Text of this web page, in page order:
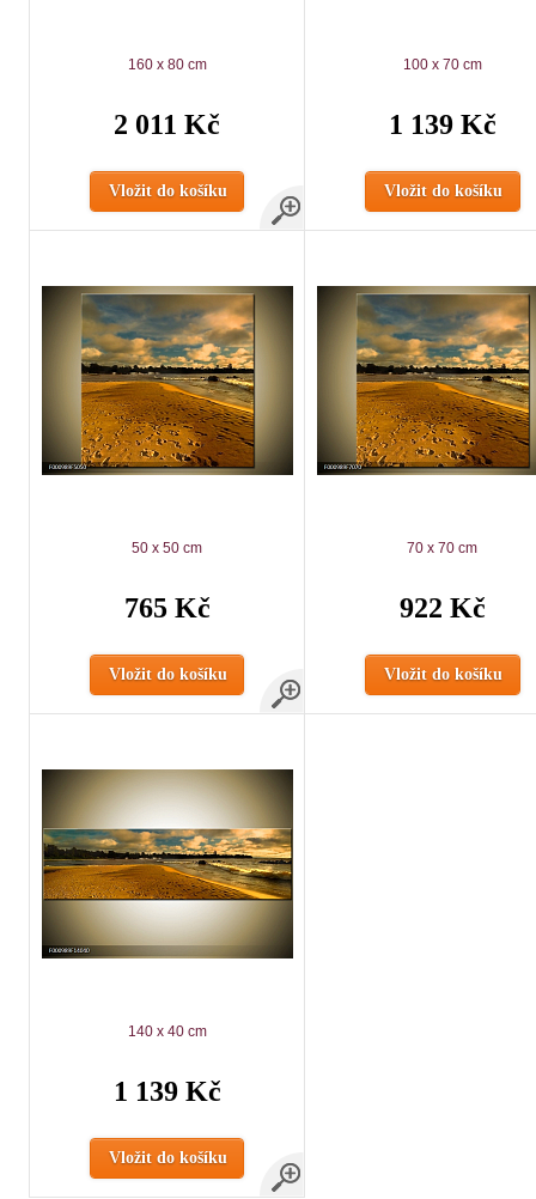
160 x 80 cm
2 011 Kč
Vložit do košíku
100 x 70 cm
1 139 Kč
Vložit do košíku
50 x 50 cm
765 Kč
Vložit do košíku
70 x 70 cm
922 Kč
Vložit do košíku
140 x 40 cm
1 139 Kč
Vložit do košíku